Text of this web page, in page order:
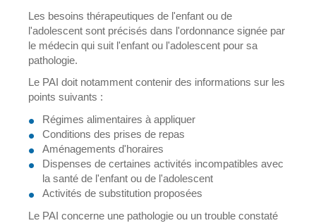
Les besoins thérapeutiques de l'enfant ou de
l'adolescent sont précisés dans l'ordonnance signée par
le médecin qui suit l'enfant ou l'adolescent pour sa
pathologie.
Le PAI doit notamment contenir des informations sur les
points suivants :
Régimes alimentaires à appliquer
Conditions des prises de repas
Aménagements d'horaires
Dispenses de certaines activités incompatibles avec
la santé de l'enfant ou de l'adolescent
Activités de substitution proposées
Le PAI concerne une pathologie ou un trouble constaté